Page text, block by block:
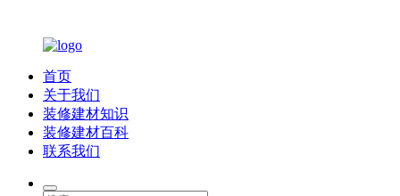
首页
关于我们
装修建材知识
装修建材百科
联系我们